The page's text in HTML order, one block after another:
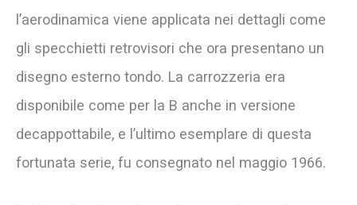
l’aerodinamica viene applicata nei dettagli come
gli specchietti retrovisori che ora presentano un
disegno esterno tondo. La carrozzeria era
disponibile come per la B anche in versione
decappottabile, e l’ultimo esemplare di questa
fortunata serie, fu consegnato nel maggio 1966.